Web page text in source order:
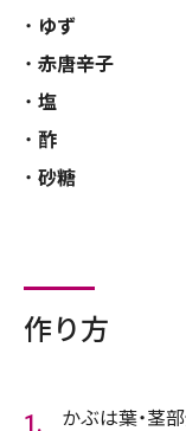
ゆず
赤唐辛子
塩
酢
砂糖
作り方
かぶは葉・茎